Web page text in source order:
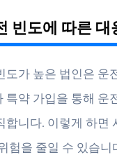
빈도에 따른 대
도가 높은 법인은 운
특약 가입을 통해 운
합니다. 이렇게 하면
험을 줄일 수 있습니